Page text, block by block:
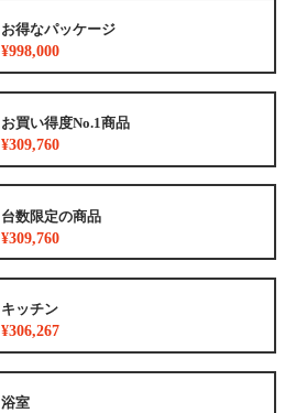
お得なパッケージ
¥998,000
お買い得度No.1商品
¥309,760
台数限定の商品
¥309,760
キッチン
¥306,267
浴室